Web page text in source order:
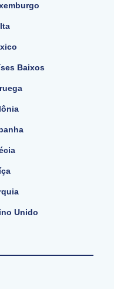
Baixos
Unido